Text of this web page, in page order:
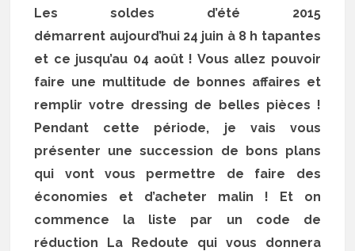
Les soldes d’été 2015
démarrent aujourd’hui 24 juin à 8 h tapantes
et ce jusqu’au 04 août ! Vous allez pouvoir
faire une multitude de bonnes affaires et
remplir votre dressing de belles pièces !
Pendant cette période, je vais vous
présenter une succession de bons plans
qui vont vous permettre de faire des
économies et d’acheter malin ! Et on
commence la liste par un code de
réduction La Redoute qui vous donnera